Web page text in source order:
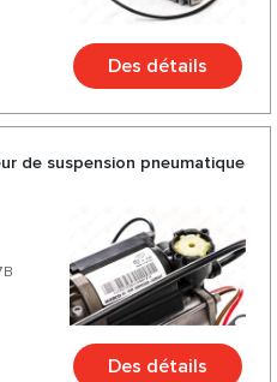
Des détails
de suspension pneumatique
Des détails